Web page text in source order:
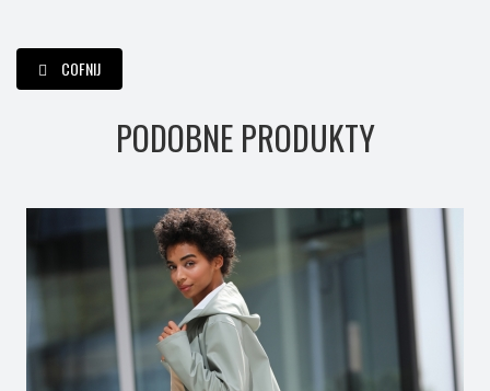
COFNIJ
PODOBNE PRODUKTY